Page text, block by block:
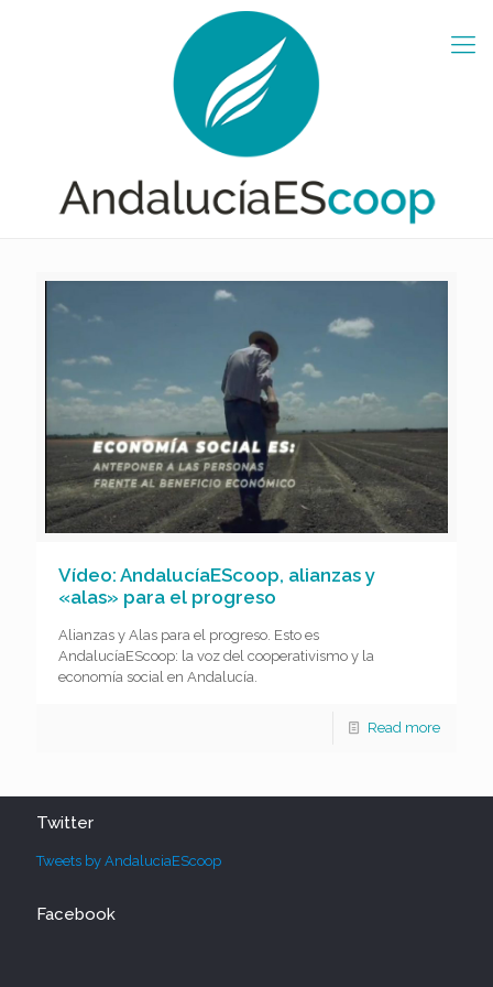
Vídeo: AndalucíaEScoop, alianzas y
«alas» para el progreso
Alianzas y Alas para el progreso. Esto es
AndalucíaEScoop: la voz del cooperativismo y la
economía social en Andalucía.
Read more
Twitter
Tweets by AndaluciaEScoop
Facebook